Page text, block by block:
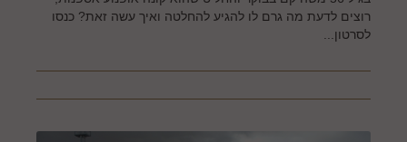
רוצים לדעת מה גרם לו להגיע להחלטה ואיך עשה זאת? כנסו
לסרטון...